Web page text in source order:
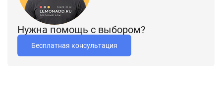
Нужна помощь с выбором?
Бесплатная консультация